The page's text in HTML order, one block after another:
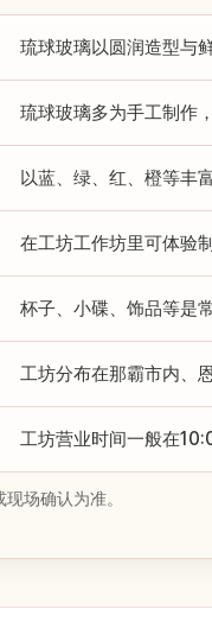
琉球玻璃以圆润造型与
琉球玻璃多为手工制作
以蓝、绿、红、橙等丰
在工坊工作坊里可体验
杯子、小碟、饰品等是
工坊分布在那霸市内、
工坊营业时间一般在
场确认为准。